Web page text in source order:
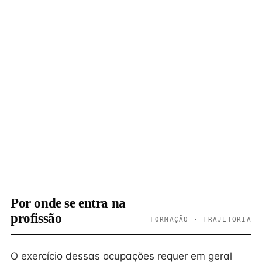
Por onde se entra na
profissão
FORMAÇÃO · TRAJETÓRIA
O exercício dessas ocupações requer em geral